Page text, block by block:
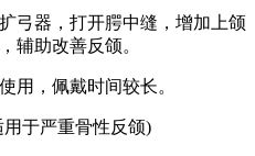
器，打开腭中缝，增加上颌
辅助改善反颌。
，佩戴时间较长。
于严重骨性反颌)